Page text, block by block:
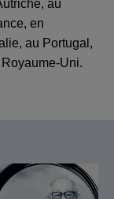
au
en
au Portugal,
Uni.